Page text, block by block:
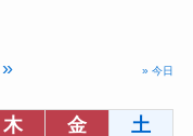
» » 今日
木 金
土